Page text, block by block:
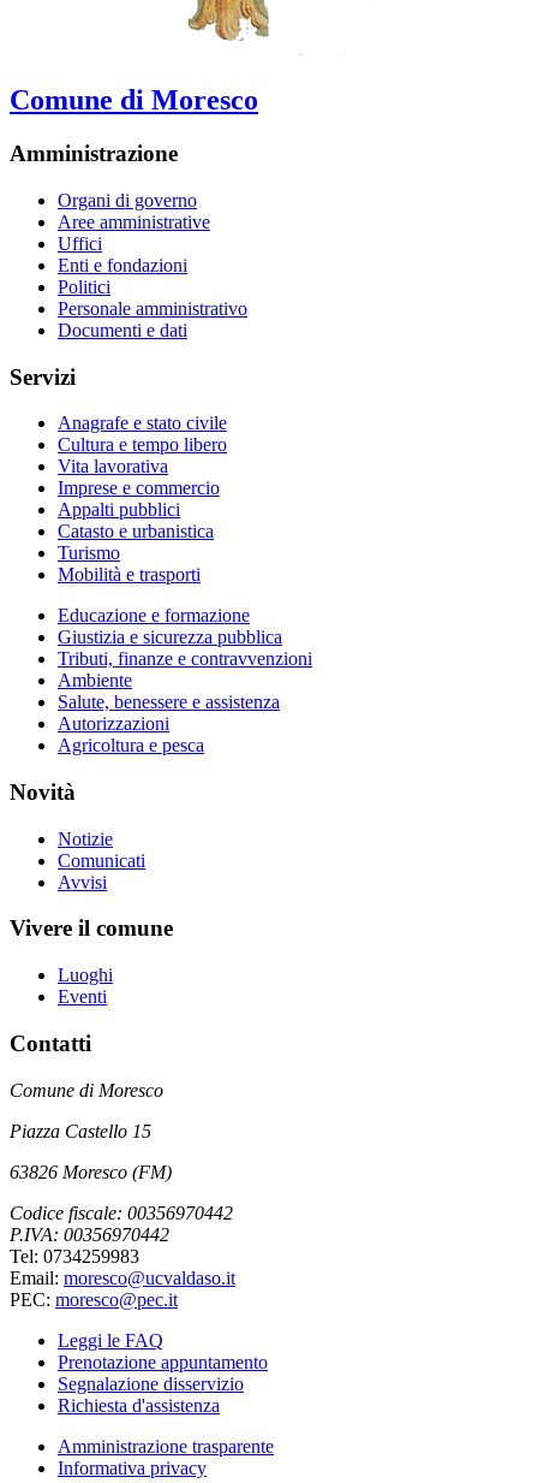
Comune di Moresco
Amministrazione
Organi di governo
Aree amministrative
Uffici
Enti e fondazioni
Politici
Personale amministrativo
Documenti e dati
Servizi
Anagrafe e stato civile
Cultura e tempo libero
Vita lavorativa
Imprese e commercio
Appalti pubblici
Catasto e urbanistica
Turismo
Mobilità e trasporti
Educazione e formazione
Giustizia e sicurezza pubblica
Tributi, finanze e contravvenzioni
Ambiente
Salute, benessere e assistenza
Autorizzazioni
Agricoltura e pesca
Novità
Notizie
Comunicati
Avvisi
Vivere il comune
Luoghi
Eventi
Contatti
Comune di Moresco
Piazza Castello 15
63826 Moresco (FM)
Codice fiscale: 00356970442
P.IVA: 00356970442
Tel: 0734259983
Email: moresco@ucvaldaso.it
PEC: moresco@pec.it
Leggi le FAQ
Prenotazione appuntamento
Segnalazione disservizio
Richiesta d'assistenza
Amministrazione trasparente
Informativa privacy